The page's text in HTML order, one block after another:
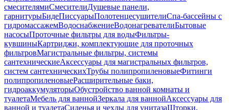
смесителямиСмесителиДушевые панели,
гарнитурыБидеПиссуарыПолотенцесушителиСпа-бассейны с
гидромассажемВодоснабжениеВодонагревателиБытовые
насосыПроточные фильтры для водыФильтры-
кувшиныКартриджи, комплектующие для проточных
фильтровМагистральные фильтры, системы
сантехническиеАксессуары для магистральных фильтров,
систем сантехническихТрубы полипропиленовыеФитинги
полипропиленовыеРасширительные баки,
гидроаккумуляторыОбустройство ванной комнаты и
туалетаМебель для ваннойЗеркала для ваннойАксессуары для
ванной и туалетаСиденья и чехлы для унитазаШторки,